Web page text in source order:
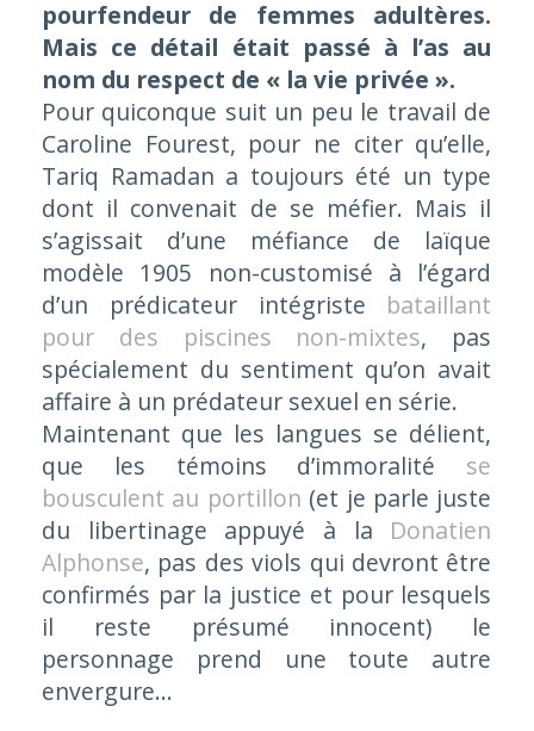
pourfendeur de femmes adultères.
Mais ce détail était passé à l’as au
nom du respect de « la vie privée ».
Pour quiconque suit un peu le travail de
Caroline Fourest, pour ne citer qu’elle,
Tariq Ramadan a toujours été un type
dont il convenait de se méfier. Mais il
s’agissait d’une méfiance de laïque
modèle 1905 non-customisé à l’égard
d’un prédicateur intégriste bataillant
pour des piscines non-mixtes, pas
spécialement du sentiment qu’on avait
affaire à un prédateur sexuel en série.
Maintenant que les langues se délient,
que les témoins d’immoralité se
bousculent au portillon (et je parle juste
du libertinage appuyé à la Donatien
Alphonse, pas des viols qui devront être
confirmés par la justice et pour lesquels
il reste présumé innocent) le
personnage prend une toute autre
envergure...